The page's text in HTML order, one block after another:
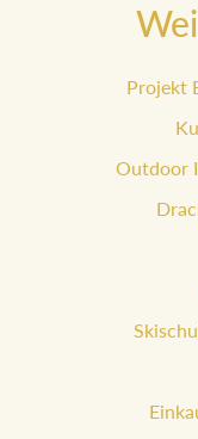
Projekt
Outdoor